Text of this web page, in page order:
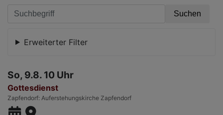
Erweiterter Filter
So, 9.8. 10 Uhr
Gottesdienst
Zapfendorf Auferstehungskirche Zapfendorf